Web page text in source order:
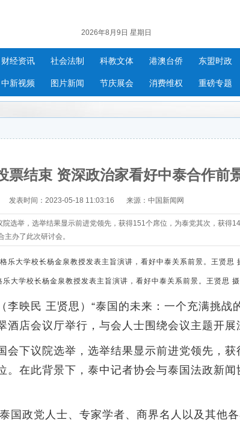
2026年8月9日 星期日
财经资讯 社会法制 科教文体 港澳台侨 东盟时政
中新视频 图片新闻 节庆展会 消费维权 重磅专题
票结束 资深政治家看好中泰合作前
发表时间：2023-05-18 11:03:16 来源：中国新闻网
选举，选举结果显示前进党领先，获得151个席位，为泰党其次，获得
办了此次研讨会。
乐大学校长杨金泉教授发表主旨演讲，看好中泰关系前景。王贤思 摄
映民 王贤思）“泰国的未来：一个充满挑战
酒店会议厅举行，与会人士围绕会议主题开展
下议院选举，选举结果显示前进党领先，获
。在此背景下，泰中记者协会与泰国法政新闻
政党人士、专家学者、商界名人以及其他各